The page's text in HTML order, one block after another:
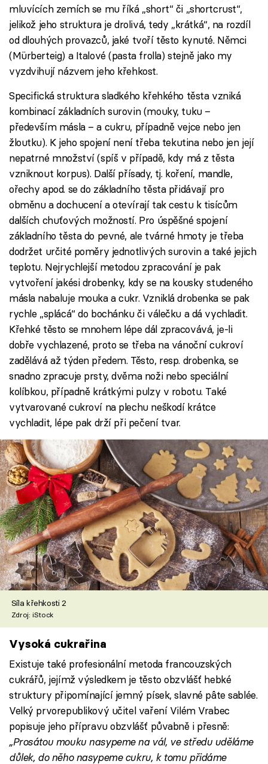
mluvících zemích se mu říká „short“ či „shortcrust“,
jelikož jeho struktura je drolivá, tedy „krátká“, na rozdíl
od dlouhých provazců, jaké tvoří těsto kynuté. Němci
(Mürberteig) a Italové (pasta frolla) stejně jako my
vyzdvihují názvem jeho křehkost.
Specifická struktura sladkého křehkého těsta vzniká
kombinací základních surovin (mouky, tuku –
především másla – a cukru, případně vejce nebo jen
žloutku). K jeho spojení není třeba tekutina nebo jen její
nepatrné množství (spíš v případě, kdy má z těsta
vzniknout korpus). Další přísady, tj. koření, mandle,
ořechy apod. se do základního těsta přidávají pro
obměnu a dochucení a otevírají tak cestu k tisícům
dalších chuťových možností. Pro úspěšné spojení
základního těsta do pevné, ale tvárné hmoty je třeba
dodržet určité poměry jednotlivých surovin a také jejich
teplotu. Nejrychlejší metodou zpracování je pak
vytvoření jakési drobenky, kdy se na kousky studeného
másla nabaluje mouka a cukr. Vzniklá drobenka se pak
rychle „splácá“ do bochánku či válečku a dá vychladit.
Křehké těsto se mnohem lépe dál zpracovává, je-li
dobře vychlazené, proto se třeba na vánoční cukroví
zadělává až týden předem. Těsto, resp. drobenka, se
snadno zpracuje prsty, dvěma noži nebo speciální
kolíbkou, případně krátkými pulzy v robotu. Také
vytvarované cukroví na plechu neškodí krátce
vychladit, lépe pak drží při pečení tvar.
Síla křehkosti 2
Zdroj: iStock
Vysoká cukrařina
Existuje také profesionální metoda francouzských
cukrářů, jejímž výsledkem je těsto obzvlášť hebké
struktury připomínající jemný písek, slavné pâte sablée.
Velký prvorepublikový učitel vaření Vilém Vrabec
popisuje jeho přípravu obzvlášť půvabně i přesně:
„Prosátou mouku nasypeme na vál, ve středu uděláme
důlek, do něho nasypeme cukru, k tomu přidáme